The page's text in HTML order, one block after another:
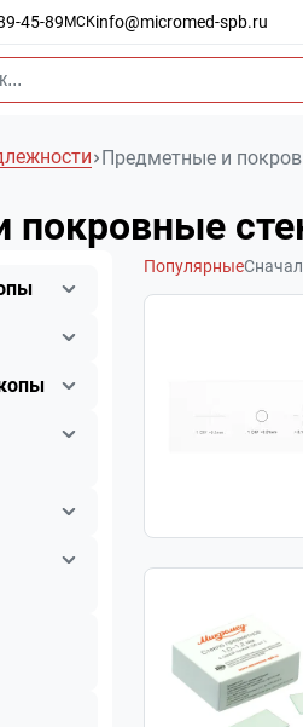
45-89 МСКinfo@micromed-spb.ru
Предметные и
Популярные